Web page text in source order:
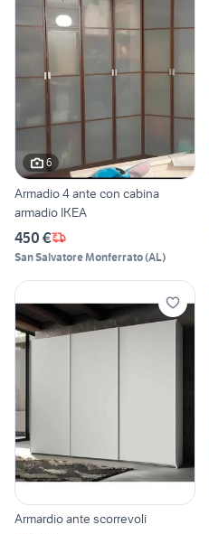
6
Armadio 4 ante con cabina
armadio IKEA
450 €
San Salvatore Monferrato(AL)
Armardio ante scorrevoli